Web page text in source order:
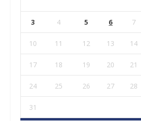
3 4 5 6 7
10 11 12 13 14
17 18 19 20 21
24 25 26 27 28
31